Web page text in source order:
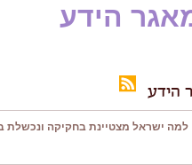
הידע
הידע
למה ישראל מצטיינת בחקיקה ונכשלת